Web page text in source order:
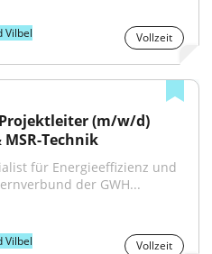
Vilbel Vollzeit
(m/w/d)
Technik
für Energieeffizienz und
der GWH...
Vilbel Vollzeit